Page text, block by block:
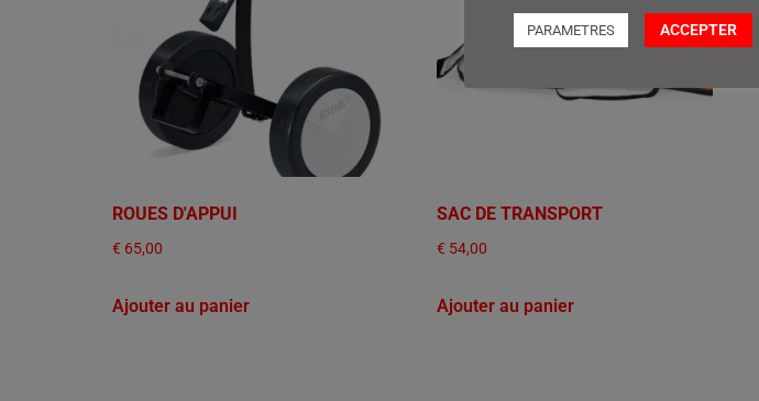
ROUES D'APPUI
€ 65,00
Ajouter au panier
SAC DE TRANSPORT
€ 54,00
Ajouter au panier
PARAMETRES ACCEPTER